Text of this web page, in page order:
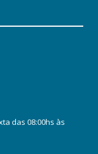
das 08:00hs às